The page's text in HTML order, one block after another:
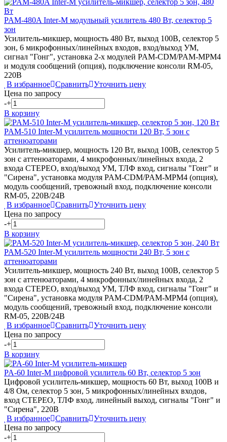
PAM-480A Inter-M модульный усилитель 480 Вт, селектор 5
зон
Усилитель-микшер, мощность 480 Вт, выход 100В, селектор 5
зон, 6 микрофонных/линейных входов, вход/выход УМ,
сигнал "Гонг", установка 2-х модулей PAM-CDM/PAM-MPM4
и модуля сообщений (опция), подключение консоли RM-05,
220В
В избранное Сравнить Уточнить цену
Цена по запросу
-+
В корзину
PAM-510 Inter-M усилитель мощности 120 Вт, 5 зон с
аттенюаторами
Усилитель-микшер, мощность 120 Вт, выход 100В, селектор 5
зон с аттенюаторами, 4 микрофонных/линейных входа, 2
входа СТЕРЕО, вход/выход УМ, ТЛФ вход, сигналы "Гонг" и
"Сирена", установка модуля PAM-CDM/PAM-MPM4 (опция),
модуль сообщений, тревожный вход, подключение консоли
RM-05, 220В/24В
В избранное Сравнить Уточнить цену
Цена по запросу
-+
В корзину
PAM-520 Inter-M усилитель мощности 240 Вт, 5 зон с
аттенюаторами
Усилитель-микшер, мощность 240 Вт, выход 100В, селектор 5
зон с аттенюаторами, 4 микрофонных/линейных входа, 2
входа СТЕРЕО, вход/выход УМ, ТЛФ вход, сигналы "Гонг" и
"Сирена", установка модуля PAM-CDM/PAM-MPM4 (опция),
модуль сообщений, тревожный вход, подключение консоли
RM-05, 220В/24В
В избранное Сравнить Уточнить цену
Цена по запросу
-+
В корзину
PA-60 Inter-M цифровой усилитель 60 Вт, селектор 5 зон
Цифровой усилитель-микшер, мощность 60 Вт, выход 100В и
4/8 Ом, селектор 5 зон, 5 микрофонных/линейных входов,
вход СТЕРЕО, ТЛФ вход, линейный выход, сигналы "Гонг" и
"Сирена", 220В
В избранное Сравнить Уточнить цену
Цена по запросу
-+